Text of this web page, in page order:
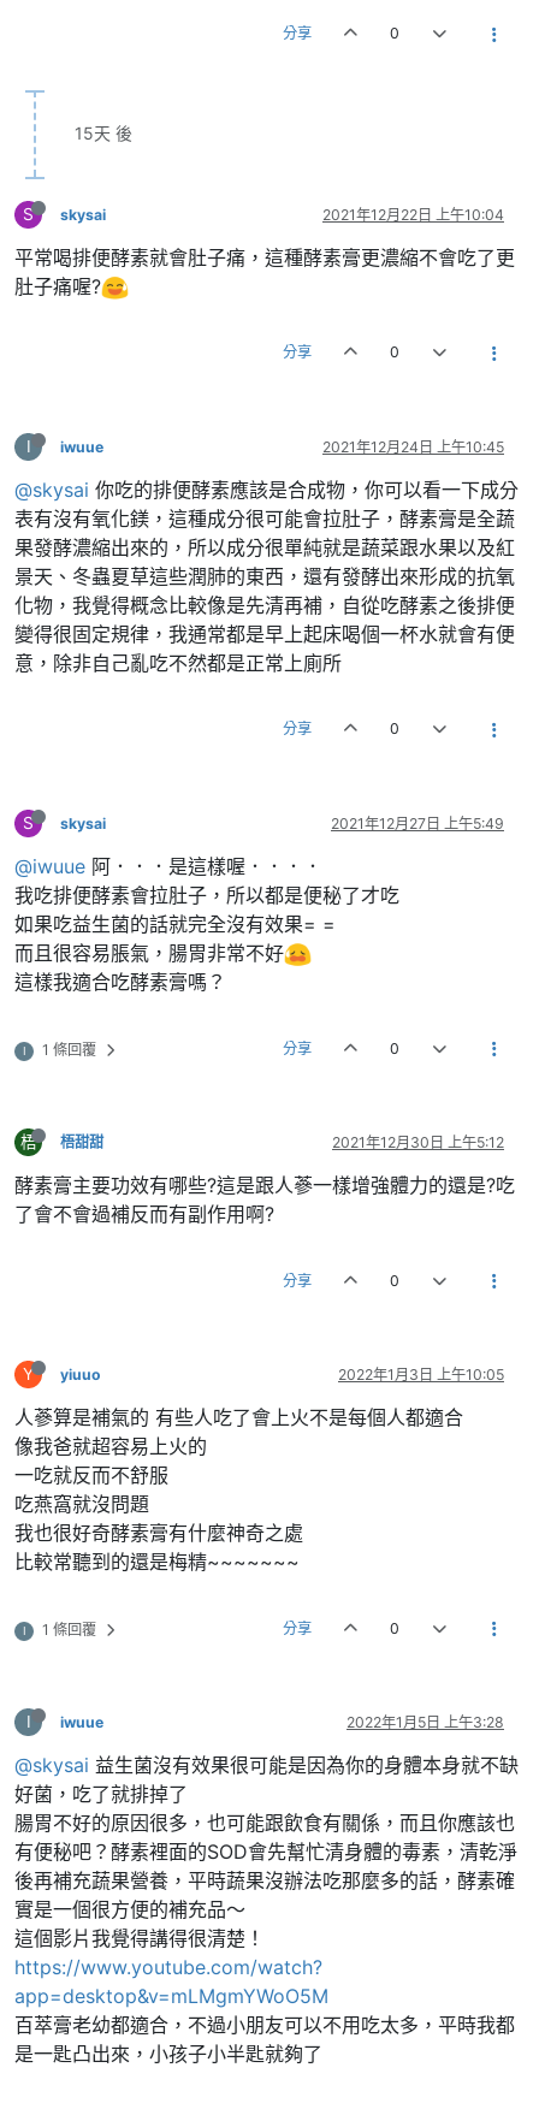
分享 0
15天 後
S skysai 2021年12月22日 上午10:04
平常喝排便酵素就會肚子痛，這種酵素膏更濃縮不會吃了更
肚子痛喔?
分享 0
I iwuue 2021年12月24日 上午10:45
@skysai 你吃的排便酵素應該是合成物，你可以看一下成分
表有沒有氧化鎂，這種成分很可能會拉肚子，酵素膏是全蔬
果發酵濃縮出來的，所以成分很單純就是蔬菜跟水果以及紅
景天、冬蟲夏草這些潤肺的東西，還有發酵出來形成的抗氧
化物，我覺得概念比較像是先清再補，自從吃酵素之後排便
變得很固定規律，我通常都是早上起床喝個一杯水就會有便
意，除非自己亂吃不然都是正常上廁所
分享 0
S skysai 2021年12月27日 上午5:49
@iwuue 阿．．．是這樣喔．．．．
我吃排便酵素會拉肚子，所以都是便秘了才吃
如果吃益生菌的話就完全沒有效果= =
而且很容易脹氣，腸胃非常不好
這樣我適合吃酵素膏嗎？
I 1 條回覆 分享 0
梧 梧甜甜 2021年12月30日 上午5:12
酵素膏主要功效有哪些?這是跟人蔘一樣增強體力的還是?吃
了會不會過補反而有副作用啊?
分享 0
Y yiuuo 2022年1月3日 上午10:05
人蔘算是補氣的 有些人吃了會上火不是每個人都適合
像我爸就超容易上火的
一吃就反而不舒服
吃燕窩就沒問題
我也很好奇酵素膏有什麼神奇之處
比較常聽到的還是梅精~~~~~~~
I 1 條回覆 分享 0
I iwuue 2022年1月5日 上午3:28
@skysai 益生菌沒有效果很可能是因為你的身體本身就不缺
好菌，吃了就排掉了
腸胃不好的原因很多，也可能跟飲食有關係，而且你應該也
有便秘吧？酵素裡面的SOD會先幫忙清身體的毒素，清乾淨
後再補充蔬果營養，平時蔬果沒辦法吃那麼多的話，酵素確
實是一個很方便的補充品～
這個影片我覺得講得很清楚！
https://www.youtube.com/watch?
app=desktop&v=mLMgmYWoO5M
百萃膏老幼都適合，不過小朋友可以不用吃太多，平時我都
是一匙凸出來，小孩子小半匙就夠了